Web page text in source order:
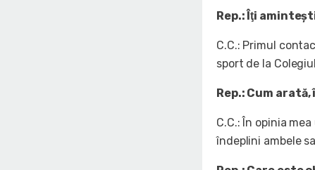
Rep.: Îţi
C.C.: Primul
sport de la
Rep.: Cum
C.C.: În opinia
îndeplini ambele